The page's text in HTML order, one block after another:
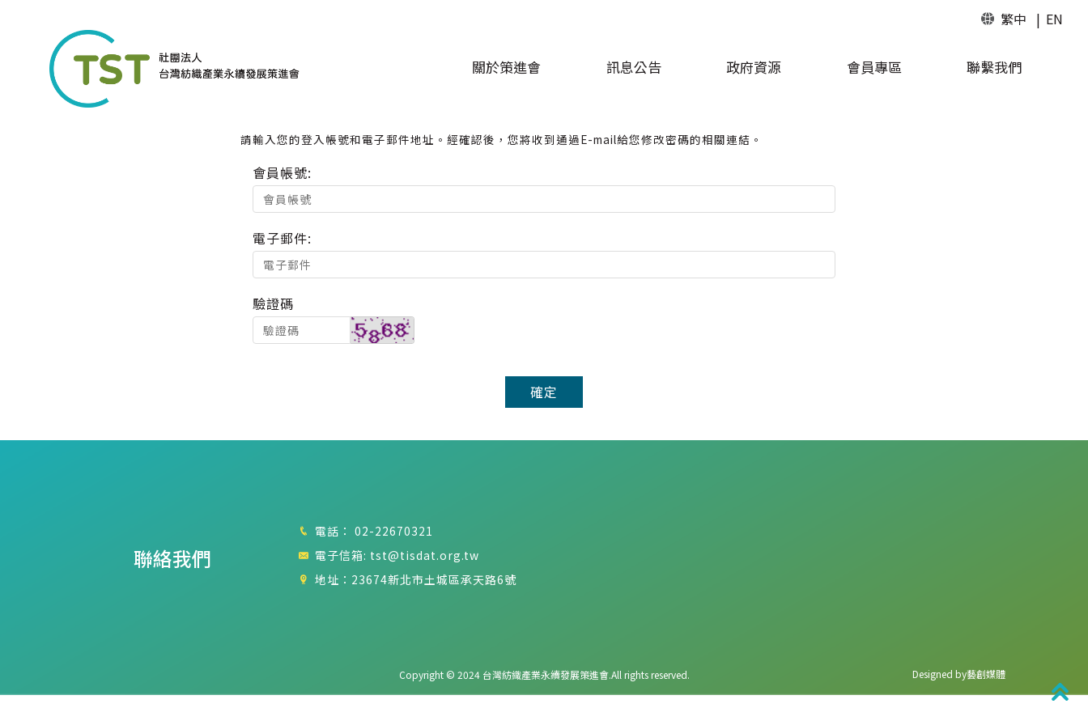
繁中 EN
關於策進會 訊息公告 政府資源 會員專區 聯繫我們
請輸入您的登入帳號和電子郵件地址。經確認後，您將收到通過E-mail給您修改密碼的相關連結。
會員帳號:
電子郵件:
驗證碼
確定
聯絡我們
電話： 02-22670321
電子信箱: tst@tisdat.org.tw
地址：23674新北市土城區承天路6號
Copyright © 2024 台灣紡織產業永續發展策進會.All rights reserved. Designed by藝創媒體